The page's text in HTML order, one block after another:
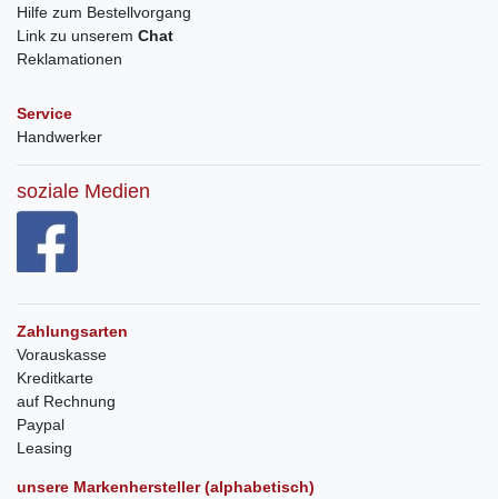
Hilfe zum Bestellvorgang
Link zu unserem Chat
Reklamationen
Service
Handwerker
soziale Medien
Zahlungsarten
Vorauskasse
Kreditkarte
auf Rechnung
Paypal
Leasing
unsere Markenhersteller (alphabetisch)